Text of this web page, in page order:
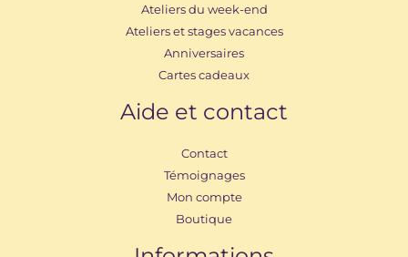
Ateliers du week-end
Ateliers et stages vacances
Anniversaires
Cartes cadeaux
Aide et contact
Contact
Témoignages
Mon compte
Boutique